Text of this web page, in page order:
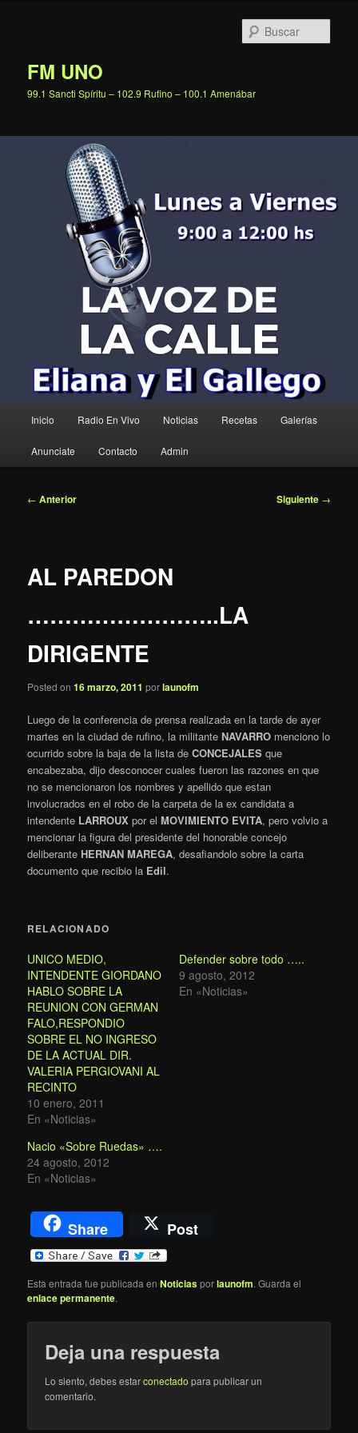
FM UNO
99.1 Sancti Spíritu – 102.9 Rufino – 100.1 Amenábar
principal
Inicio Radio En Vivo Noticias Recetas Galerías
Anunciate Contacto Admin
Navegación
← Anterior Siguiente →
AL PAREDON
……………………..LA
DIRIGENTE
Posted on16 marzo, 2011 porlaunofm
Luego de la conferencia de prensa realizada en la tarde de ayer
martes en la ciudad de rufino, la militante NAVARRO menciono lo
ocurrido sobre la baja de la lista deCONCEJALES que
encabezaba, dijo desconocer cuales fueron las razones en que
no se mencionaron los nombres y apellido que estan
involucrados en el robo de la carpeta de la ex candidata a
intendente LARROUX por elMOVIMIENTO EVITA, pero volvio a
mencionar la figura del presidente del honorable concejo
deliberante HERNAN MAREGA, desafiandolo sobre la carta
documento que recibio la Edil.
RELACIONADO
UNICO MEDIO,
INTENDENTE GIORDANO
HABLO SOBRE LA
REUNION CON GERMAN
FALO,RESPONDIO
SOBRE EL NO INGRESO
DE LA ACTUAL DIR.
VALERIA PERGIOVANI AL
RECINTO
10 enero, 2011
En «Noticias»
Defender sobre todo …..
9 agosto, 2012
En «Noticias»
Nacio «Sobre Ruedas» ….
24 agosto, 2012
En «Noticias»
Share Post
Esta entrada fue publicada enNoticiasporlaunofm. Guarda el
enlace permanente.
Deja una respuesta
Lo siento, debes estarconectado para publicar un
comentario.